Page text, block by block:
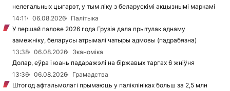
нелегальных цыгарэт, у тым ліку з беларускімі акцызнымі маркамі
14:11
06.08.2026
Палітыка
У першай палове 2026 года Грузія дала прытулак аднаму
замежніку, беларусы атрымалі чатыры адмовы (падрабязна)
13:38
06.08.2026
Эканоміка
Долар, еўра і юань падаражэлі на біржавых таргах 6 жніўня
13:36
06.08.2026
Грамадства
Штогод афтальмолагі прымаюць у паліклініках больш за 2,5 млн